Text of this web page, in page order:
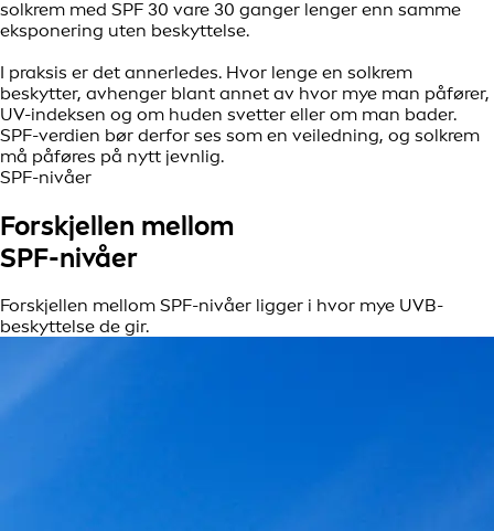
solkrem med SPF 30 vare 30 ganger lenger enn samme
eksponering uten beskyttelse.
I praksis er det annerledes. Hvor lenge en solkrem
beskytter, avhenger blant annet av hvor mye man påfører,
UV-indeksen og om huden svetter eller om man bader.
SPF-verdien bør derfor ses som en veiledning, og solkrem
må påføres på nytt jevnlig.
SPF-nivåer
Forskjellen mellom
SPF-nivåer
Forskjellen mellom SPF-nivåer ligger i hvor mye UVB-
beskyttelse de gir.